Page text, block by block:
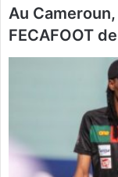
Au
FECAFOOT